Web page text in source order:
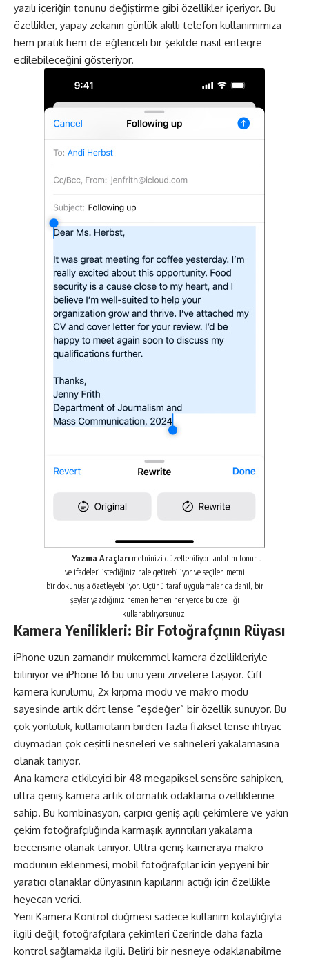
yazılı içeriğin tonunu değiştirme gibi özellikler içeriyor. Bu
özellikler, yapay zekanın günlük akıllı telefon kullanımımıza
hem pratik hem de eğlenceli bir şekilde nasıl entegre
edilebileceğini gösteriyor.
Yazma Araçları metninizi düzeltebiliyor, anlatım tonunu
ve ifadeleri istediğiniz hale getirebiliyor ve seçilen metni
bir dokunuşla özetleyebiliyor. Üçünü taraf uygulamalar da dahil, bir
şeyler yazdığınız hemen hemen her yerde bu özelliği
kullanabiliyorsunuz.
Kamera Yenilikleri: Bir Fotoğrafçının Rüyası
iPhone uzun zamandır mükemmel kamera özellikleriyle
biliniyor ve iPhone 16 bu ünü yeni zirvelere taşıyor. Çift
kamera kurulumu, 2x kırpma modu ve makro modu
sayesinde artık dört lense “eşdeğer” bir özellik sunuyor. Bu
çok yönlülük, kullanıcıların birden fazla fiziksel lense ihtiyaç
duymadan çok çeşitli nesneleri ve sahneleri yakalamasına
olanak tanıyor.
Ana kamera etkileyici bir 48 megapiksel sensöre sahipken,
ultra geniş kamera artık otomatik odaklama özelliklerine
sahip. Bu kombinasyon, çarpıcı geniş açılı çekimlere ve yakın
çekim fotoğrafçılığında karmaşık ayrıntıları yakalama
becerisine olanak tanıyor. Ultra geniş kameraya makro
modunun eklenmesi, mobil fotoğrafçılar için yepyeni bir
yaratıcı olanaklar dünyasının kapılarını açtığı için özellikle
heyecan verici.
Yeni Kamera Kontrol düğmesi sadece kullanım kolaylığıyla
ilgili değil; fotoğrafçılara çekimleri üzerinde daha fazla
kontrol sağlamakla ilgili. Belirli bir nesneye odaklanabilme